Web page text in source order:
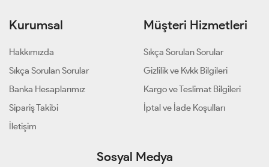
Kurumsal
Hakkımızda
Sıkça Sorulan Sorular
Banka Hesaplarımız
Sipariş Takibi
İletişim
Müşteri Hizmetleri
Sıkça Sorulan Sorular
Gizlilik ve Kvkk Bilgileri
Kargo ve Teslimat Bilgileri
İptal ve İade Koşulları
Sosyal Medya